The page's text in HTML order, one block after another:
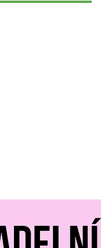
2026